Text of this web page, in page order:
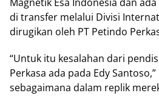
di transfer melalui Divisi
dirugikan oleh PT Petindo
“Untuk itu kesalahan dari
Perkasa ada pada Edy
sebagaimana dalam replik